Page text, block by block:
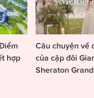
hợp
Câu chuyện về
của cặp đôi
Sheraton